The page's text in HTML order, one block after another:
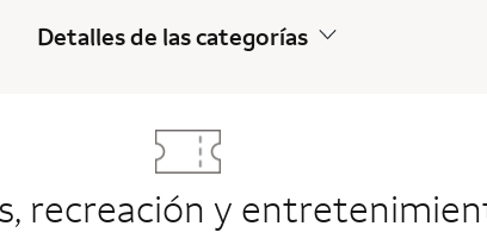
Detalles de las categorías
recreación y